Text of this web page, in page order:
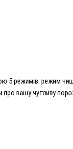
5 режимів: режим
про вашу чутливу